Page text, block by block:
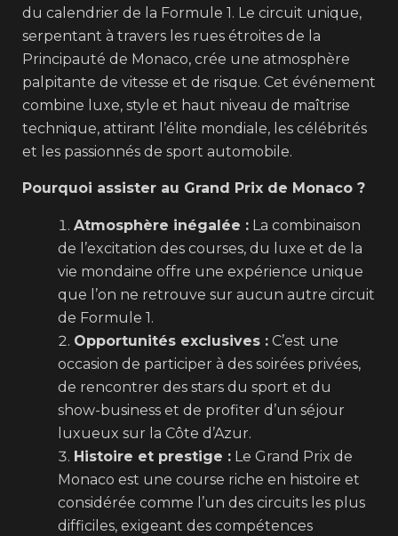
du calendrier de la Formule 1. Le circuit unique,
serpentant à travers les rues étroites de la
Principauté de Monaco, crée une atmosphère
palpitante de vitesse et de risque. Cet événement
combine luxe, style et haut niveau de maîtrise
technique, attirant l’élite mondiale, les célébrités
et les passionnés de sport automobile.
Pourquoi assister au Grand Prix de Monaco ?
Atmosphère inégalée : La combinaison
de l’excitation des courses, du luxe et de la
vie mondaine offre une expérience unique
que l’on ne retrouve sur aucun autre circuit
de Formule 1.
Opportunités exclusives : C’est une
occasion de participer à des soirées privées,
de rencontrer des stars du sport et du
show-business et de profiter d’un séjour
luxueux sur la Côte d’Azur.
Histoire et prestige : Le Grand Prix de
Monaco est une course riche en histoire et
considérée comme l’un des circuits les plus
difficiles, exigeant des compétences